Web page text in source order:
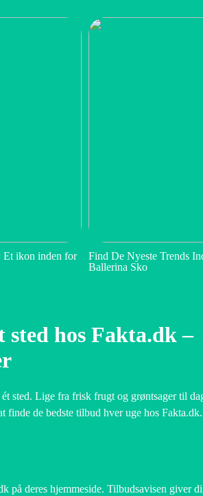
Et ikon inden for
Find De Nyeste Trends
Ballerina Sko
sted hos Fakta.dk –
sted. Lige fra frisk frugt og grøntsager til
finde de bedste tilbud hver uge hos Fakta.dk.
på deres hjemmeside. Tilbudsavisen giver